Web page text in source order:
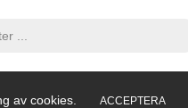
av cookies. ACCEPTERA